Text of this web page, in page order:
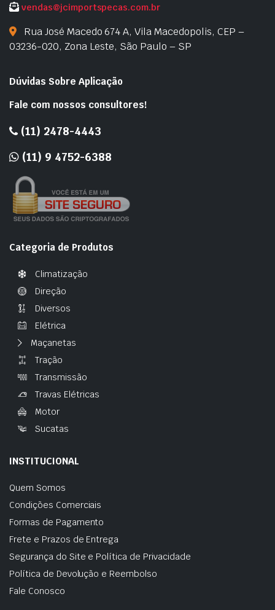
vendas@jcimportspecas.com.br
Rua José Macedo 674 A, Vila Macedopolis, CEP –
03236-020, Zona Leste, São Paulo – SP
Dúvidas Sobre Aplicação
Fale com nossos consultores!
(11) 2478-4443
(11) 9 4752-6388
Categoria de Produtos
Climatização
Direção
Diversos
Elétrica
Maçanetas
Tração
Transmissão
Travas Elétricas
Motor
Sucatas
INSTITUCIONAL
Quem Somos
Condições Comerciais
Formas de Pagamento
Frete e Prazos de Entrega
Segurança do Site e Política de Privacidade
Política de Devolução e Reembolso
Fale Conosco